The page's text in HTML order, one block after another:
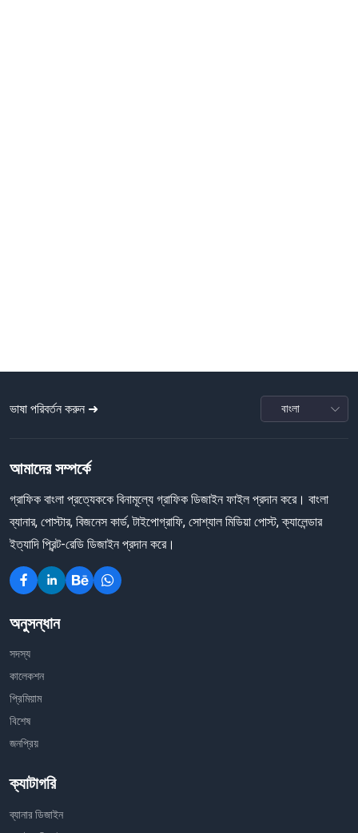
ভাষা পরিবর্তন করুন ➜
আমাদের সম্পর্কে
গ্রাফিক বাংলা প্রত্যেককে বিনামূল্যে গ্রাফিক ডিজাইন ফাইল প্রদান করে। বাংলা
ব্যানার, পোস্টার, বিজনেস কার্ড, টাইপোগ্রাফি, সোশ্যাল মিডিয়া পোস্ট, ক্যালেন্ডার
ইত্যাদি প্রিন্ট-রেডি ডিজাইন প্রদান করে।
অনুসন্ধান
সদস্য
কালেকশন
প্রিমিয়াম
বিশেষ
জনপ্রিয়
ক্যাটাগরি
ব্যানার ডিজাইন